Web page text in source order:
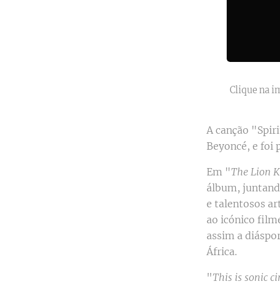
Clique na
A canção
Beyoncé, e foi
Em "The Lion
álbum,
e talentosos
ao icónico
assim a
África.
"This is sonic